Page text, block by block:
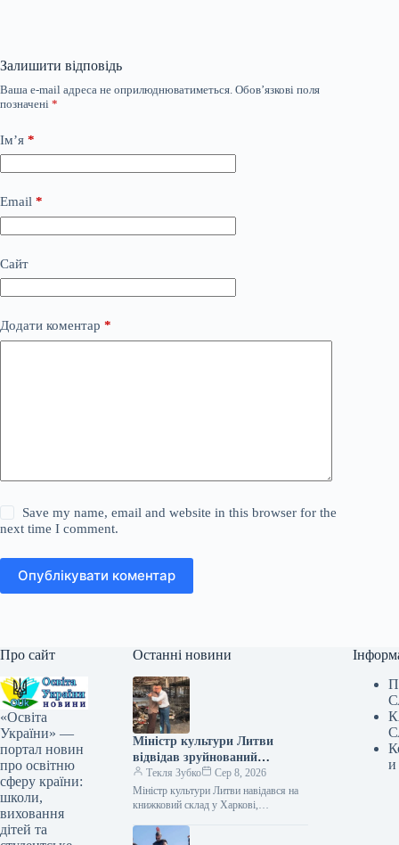
Залишити відповідь
Ваша e-mail адреса не оприлюднюватиметься. Обов’язкові поля
позначені *
Ім’я *
Email *
Сайт
Додати коментар *
Save my name, email and website in this browser for the
next time I comment.
Опублікувати коментар
Про сайт
«Освіта
України» —
портал новин
про освітню
сферу країни:
школи,
виховання
дітей та
Останні новини
Міністр культури Литви
відвідав зруйнований
російськими військами склад
книг у Харкові
Текля Зубко
Сер 8, 2026
Міністр культури Литви навідався на
книжковий склад у Харкові,
17:12 Укрінформ Міністр культури
и